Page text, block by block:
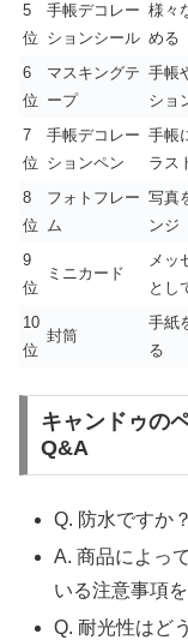
5
位
手帳デコレー
ションシール
様々
める
6
位
マスキングテ
ープ
手帳
ショ
7
位
手帳デコレー
ションペン
手帳
ラス
8
位
フォトフレー
ム
写真
ンジ
9
位
ミニカード
メッ
とし
10
位
封筒
手紙
る
キャンドゥの
Q&A
Q. 防水ですか？
A. 商品によっ
いる注意事項
Q. 耐光性はど